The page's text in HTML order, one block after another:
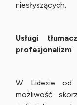
niesłyszących.
Usługi
profesjonalizm
W Lidexie od
możliwość